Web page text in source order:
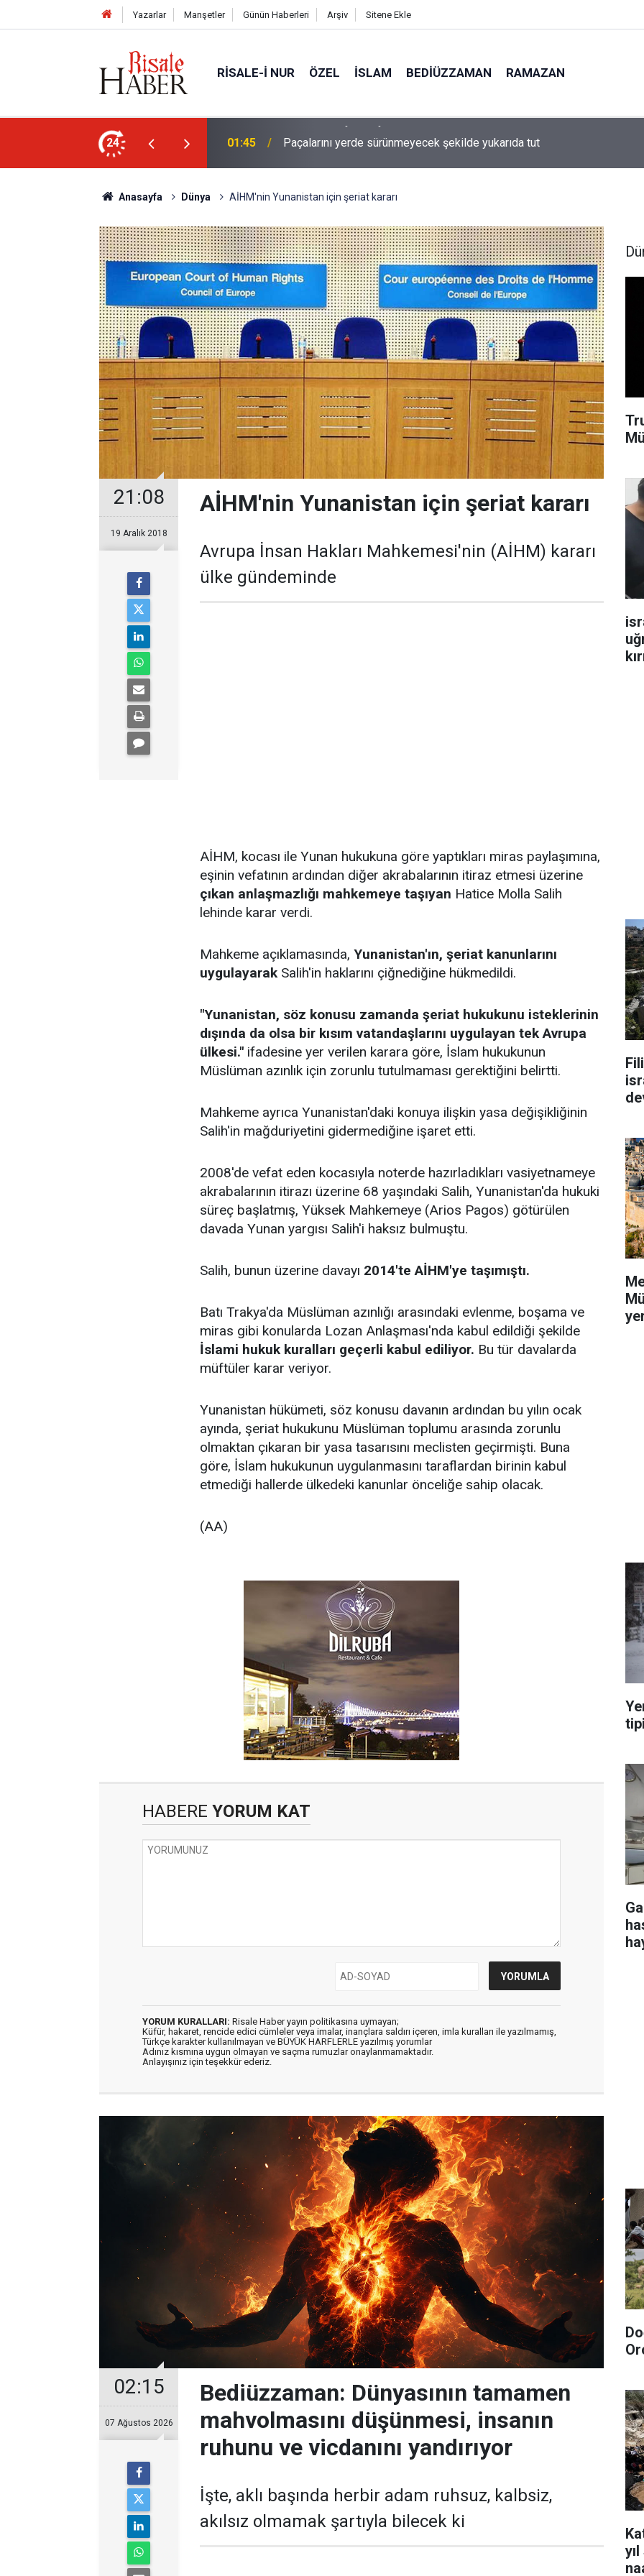
Yazarlar Manşetler Günün Haberleri Arşiv Sitene Ekle
RISALE-I NUR ÖZEL İSLAM BEDIÜZZAMAN RAMAZAN
24
mahvolmasını düşünmesi, insanın ruhunu
01:45 Paçalarını yerde sürünmeyecek şekilde yukarıda tut
Anasayfa Dünya AİHM'nin Yunanistan için şeriat kararı
21:08
19 Aralık 2018
AİHM'nin Yunanistan için şeriat kararı
Avrupa İnsan Hakları Mahkemesi'nin (AİHM) kararı
ülke gündeminde
AİHM, kocası ile Yunan hukukuna göre yaptıkları miras paylaşımına,
eşinin vefatının ardından diğer akrabalarının itiraz etmesi üzerine
çıkan anlaşmazlığı mahkemeye taşıyan Hatice Molla Salih
lehinde karar verdi.
Mahkeme açıklamasında, Yunanistan'ın, şeriat kanunlarını
uygulayarakSalih'in haklarını çiğnediğine hükmedildi.
"Yunanistan, söz konusu zamanda şeriat hukukunu isteklerinin
dışında da olsa bir kısım vatandaşlarını uygulayan tek Avrupa
ülkesi." ifadesine yer verilen karara göre, İslam hukukunun
Müslüman azınlık için zorunlu tutulmaması gerektiğini belirtti.
Mahkeme ayrıca Yunanistan'daki konuya ilişkin yasa değişikliğinin
Salih'in mağduriyetini gidermediğine işaret etti.
2008'de vefat eden kocasıyla noterde hazırladıkları vasiyetnameye
akrabalarının itirazı üzerine 68 yaşındaki Salih, Yunanistan'da hukuki
süreç başlatmış, Yüksek Mahkemeye (Arios Pagos) götürülen
davada Yunan yargısı Salih'i haksız bulmuştu.
Salih, bunun üzerine davayı 2014'te AİHM'ye taşımıştı.
Batı Trakya'da Müslüman azınlığı arasındaki evlenme, boşama ve
miras gibi konularda Lozan Anlaşması'nda kabul edildiği şekilde
İslami hukuk kuralları geçerli kabul ediliyor. Bu tür davalarda
müftüler karar veriyor.
Yunanistan hükümeti, söz konusu davanın ardından bu yılın ocak
ayında, şeriat hukukunu Müslüman toplumu arasında zorunlu
olmaktan çıkaran bir yasa tasarısını meclisten geçirmişti. Buna
göre, İslam hukukunun uygulanmasını taraflardan birinin kabul
etmediği hallerde ülkedeki kanunlar önceliğe sahip olacak.
(AA)
HABERE YORUM KAT
YORUM KURALLARI: Risale Haber yayın politikasına uymayan;
Küfür, hakaret, rencide edici cümleler veya imalar, inançlara saldırı içeren, imla kuralları ile yazılmamış,
Türkçe karakter kullanılmayan ve BÜYÜK HARFLERLE yazılmış yorumlar
Adınız kısmına uygun olmayan ve saçma rumuzlar onaylanmamaktadır.
Anlayışınız için teşekkür ederiz.
02:15
07 Ağustos 2026
Bediüzzaman: Dünyasının tamamen
mahvolmasını düşünmesi, insanın
ruhunu ve vicdanını yandırıyor
İşte, aklı başında herbir adam ruhsuz, kalbsiz,
akılsız olmamak şartıyla bilecek ki